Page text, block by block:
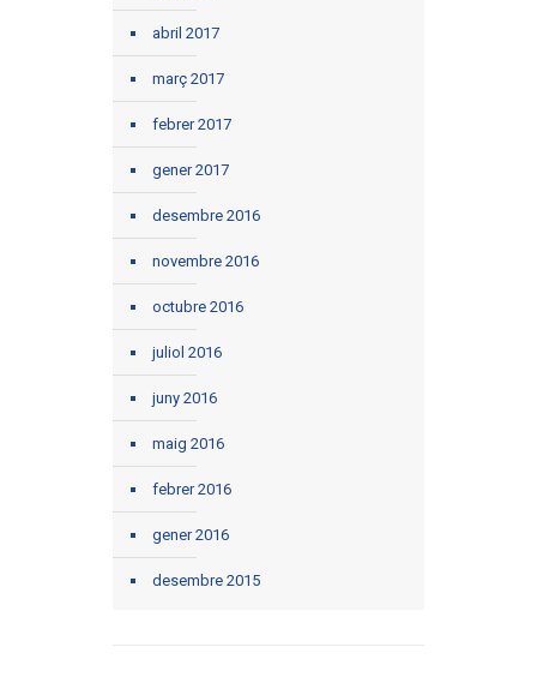
abril 2017
març 2017
febrer 2017
gener 2017
desembre 2016
novembre 2016
octubre 2016
juliol 2016
juny 2016
maig 2016
febrer 2016
gener 2016
desembre 2015